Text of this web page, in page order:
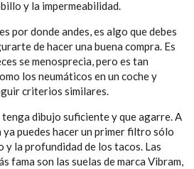
y la impermeabilidad.
por donde andes, es algo que debes
de hacer una buena compra. Es
se menosprecia, pero es tan
los neumáticos en un coche y
criterios similares.
dibujo suficiente y que agarre. A
puedes hacer un primer filtro sólo
y la profundidad de los tacos. Las
fama son las suelas de marca Vibram,